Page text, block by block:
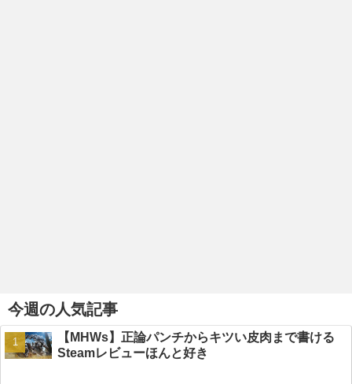
今週の人気記事
【MHWs】正論パンチからキツい皮肉まで書ける
Steamレビューほんと好き